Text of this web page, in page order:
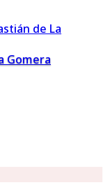
Gomera